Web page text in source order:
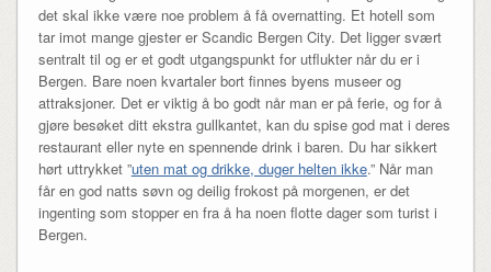
det skal ikke være noe problem å få overnatting. Et hotell som
tar imot mange gjester er Scandic Bergen City. Det ligger svært
sentralt til og er et godt utgangspunkt for utflukter når du er i
Bergen. Bare noen kvartaler bort finnes byens museer og
attraksjoner. Det er viktig å bo godt når man er på ferie, og for å
gjøre besøket ditt ekstra gullkantet, kan du spise god mat i deres
restaurant eller nyte en spennende drink i baren. Du har sikkert
hørt uttrykket ”uten mat og drikke, duger helten ikke.” Når man
får en god natts søvn og deilig frokost på morgenen, er det
ingenting som stopper en fra å ha noen flotte dager som turist i
Bergen.